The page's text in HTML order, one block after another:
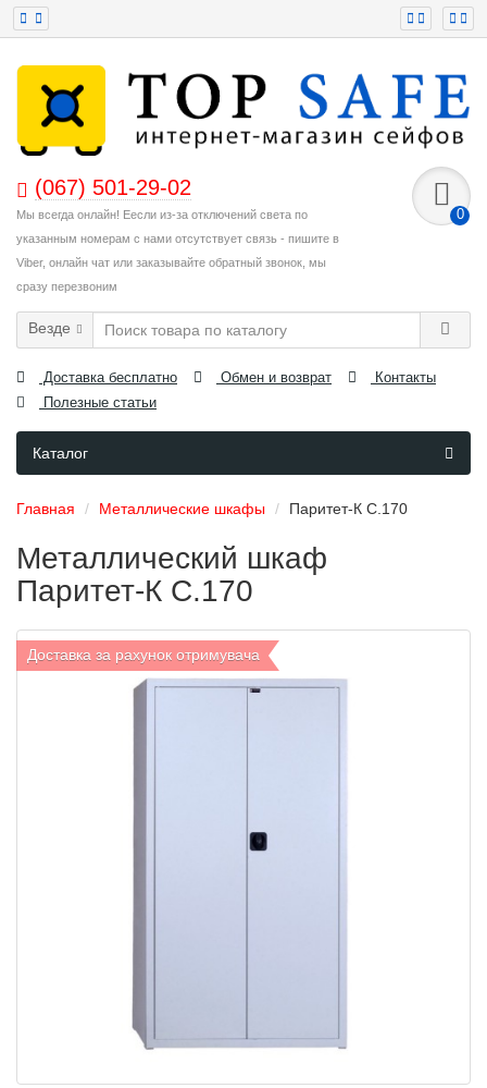
(067) 501-29-02
Мы всегда онлайн! Еесли из-за отключений света по
указанным номерам с нами отсутствует связь - пишите в
Viber, онлайн чат или заказывайте обратный звонок, мы
сразу перезвоним
0
Везде
Доставка бесплатно Обмен и возврат
Контакты
Полезные статьи
Каталог
Главная Металлические шкафы Паритет-К C.170
Металлический шкаф
Паритет-К C.170
Доставка за рахунок отримувача